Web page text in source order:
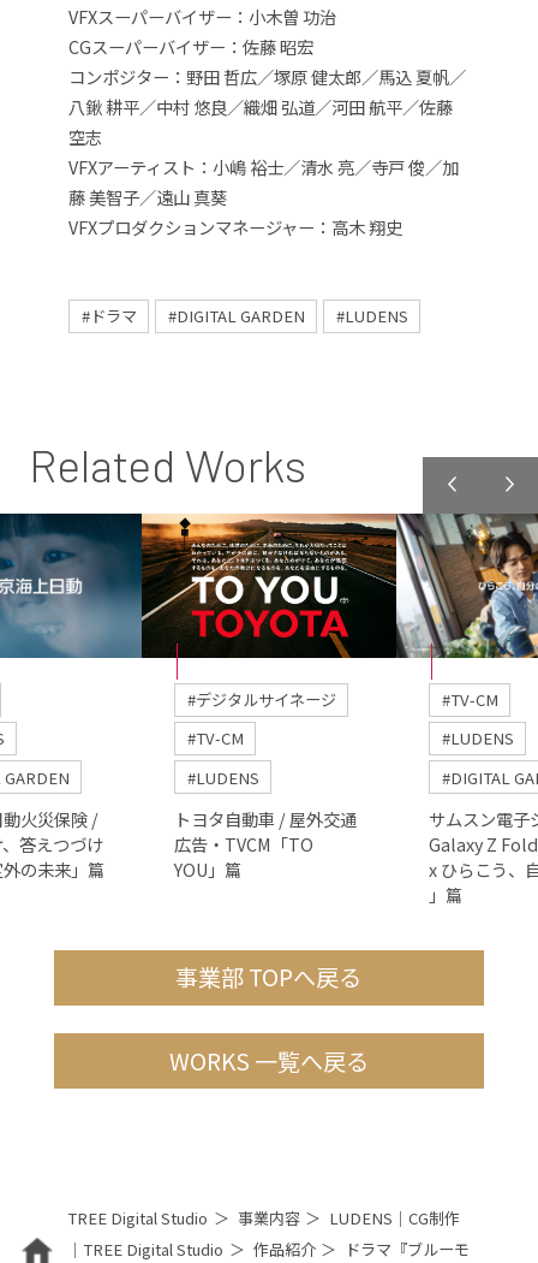
VFXスーパーバイザー：小木曽 功治
CGスーパーバイザー：佐藤 昭宏
コンポジター：野田 哲広／塚原 健太郎／馬込 夏帆／
八鍬 耕平／中村 悠良／織畑 弘道／河田 航平／佐藤
空志
VFXアーティスト：小嶋 裕士／清水 亮／寺戸 俊／加
藤 美智子／遠山 真葵
VFXプロダクションマネージャー：高木 翔史
#ドラマ #DIGITAL GARDEN #LUDENS
Related Works
火災保険 /
答えつづけ
の未来」篇
#デジタルサイネージ
#TV-CM
#LUDENS
トヨタ自動車 / 屋外交通
広告・TVCM「TO
YOU」篇
#TV-CM
#LUDENS
#DIGITAL
サムスン電子
Galaxy Z
x ひらこう、
」篇
事業部 TOPへ戻る
WORKS 一覧へ戻る
TREE Digital Studio 事業内容
LUDENS｜CG制作
｜TREE Digital Studio
作品紹介
ドラマ『ブルーモ